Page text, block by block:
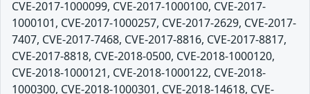
CVE-2017-1000099, CVE-2017-1000100, CVE-2017-
1000101, CVE-2017-1000257, CVE-2017-2629, CVE-2017-
7407, CVE-2017-7468, CVE-2017-8816, CVE-2017-8817,
CVE-2017-8818, CVE-2018-0500, CVE-2018-1000120,
CVE-2018-1000121, CVE-2018-1000122, CVE-2018-
1000300, CVE-2018-1000301, CVE-2018-14618, CVE-